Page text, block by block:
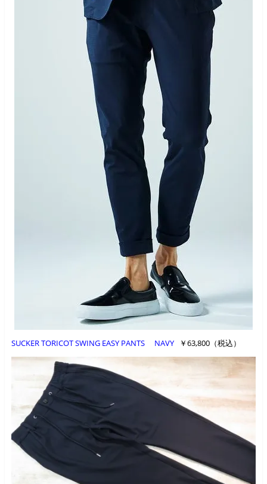
SUCKER TORICOT SWING EASY PANTS NAVY ￥63,800（税込）